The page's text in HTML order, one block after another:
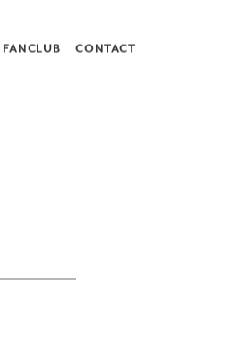
FANCLUB CONTACT